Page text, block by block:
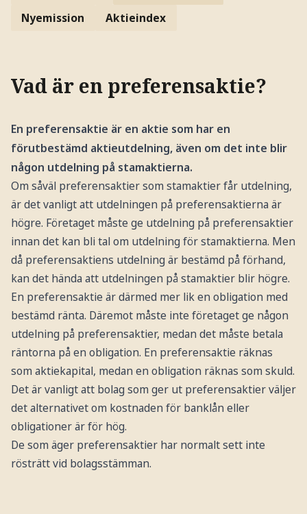
Nyemission
Aktieindex
Vad är en preferensaktie?
En preferensaktie är en aktie som har en
förutbestämd aktieutdelning, även om det inte blir
någon utdelning på stamaktierna.
Om såväl preferensaktier som stamaktier får utdelning,
är det vanligt att utdelningen på preferensaktierna är
högre. Företaget måste ge utdelning på preferensaktier
innan det kan bli tal om utdelning för stamaktierna. Men
då preferensaktiens utdelning är bestämd på förhand,
kan det hända att utdelningen på stamaktier blir högre.
En preferensaktie är därmed mer lik en obligation med
bestämd ränta. Däremot måste inte företaget ge någon
utdelning på preferensaktier, medan det måste betala
räntorna på en obligation. En preferensaktie räknas
som aktiekapital, medan en obligation räknas som skuld.
Det är vanligt att bolag som ger ut preferensaktier väljer
det alternativet om kostnaden för banklån eller
obligationer är för hög.
De som äger preferensaktier har normalt sett inte
rösträtt vid bolagsstämman.